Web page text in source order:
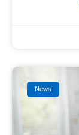
News